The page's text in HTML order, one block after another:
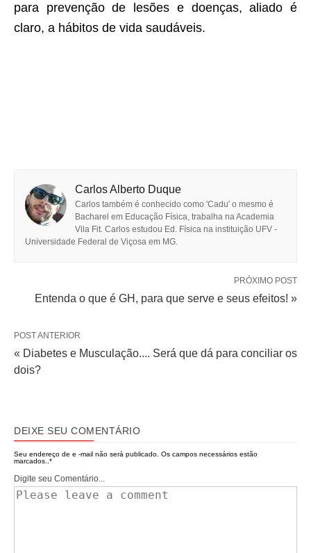
para prevenção de lesões e doenças, aliado é
claro, a hábitos de vida saudáveis.
Carlos Alberto Duque
Carlos também é conhecido como 'Cadu' o mesmo é
Bacharel em Educação Física, trabalha na Academia
Vila Fit. Carlos estudou Ed. Física na instituição UFV -
Universidade Federal de Viçosa em MG.
PRÓXIMO POST
Entenda o que é GH, para que serve e seus efeitos! »
POST ANTERIOR
« Diabetes e Musculação.... Será que dá para conciliar os
dois?
DEIXE SEU COMENTÁRIO
Seu endereço de e -mail não será publicado. Os campos necessários estão
marcados..*
Digite seu Comentário...